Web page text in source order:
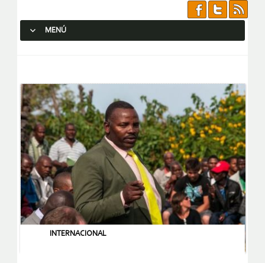
MENÚ
INTERNACIONAL